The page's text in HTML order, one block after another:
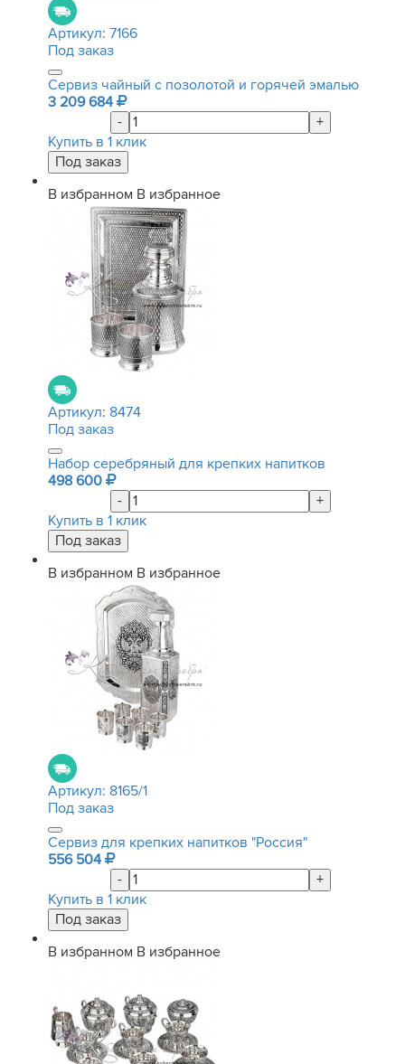
Артикул: 7166
Под заказ
Сервиз чайный с позолотой и горячей эмалью
3 209 684
-
+
Купить в 1 клик
В избранном В избранное
Артикул: 8474
Под заказ
Набор серебряный для крепких напитков
498 600
-
+
Купить в 1 клик
В избранном В избранное
Артикул: 8165/1
Под заказ
Сервиз для крепких напитков "Россия"
556 504
-
+
Купить в 1 клик
В избранном В избранное